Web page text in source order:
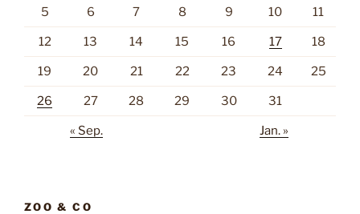
5 6 7 8 9 10 11
12 13 14 15 16 17 18
19 20 21 22 23 24 25
26 27 28 29 30 31
« Sep. Jan. »
ZOO & CO